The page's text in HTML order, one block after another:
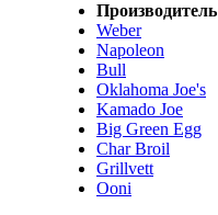
Производитель
Weber
Napoleon
Bull
Oklahoma Joe's
Kamado Joe
Big Green Egg
Char Broil
Grillvett
Ooni